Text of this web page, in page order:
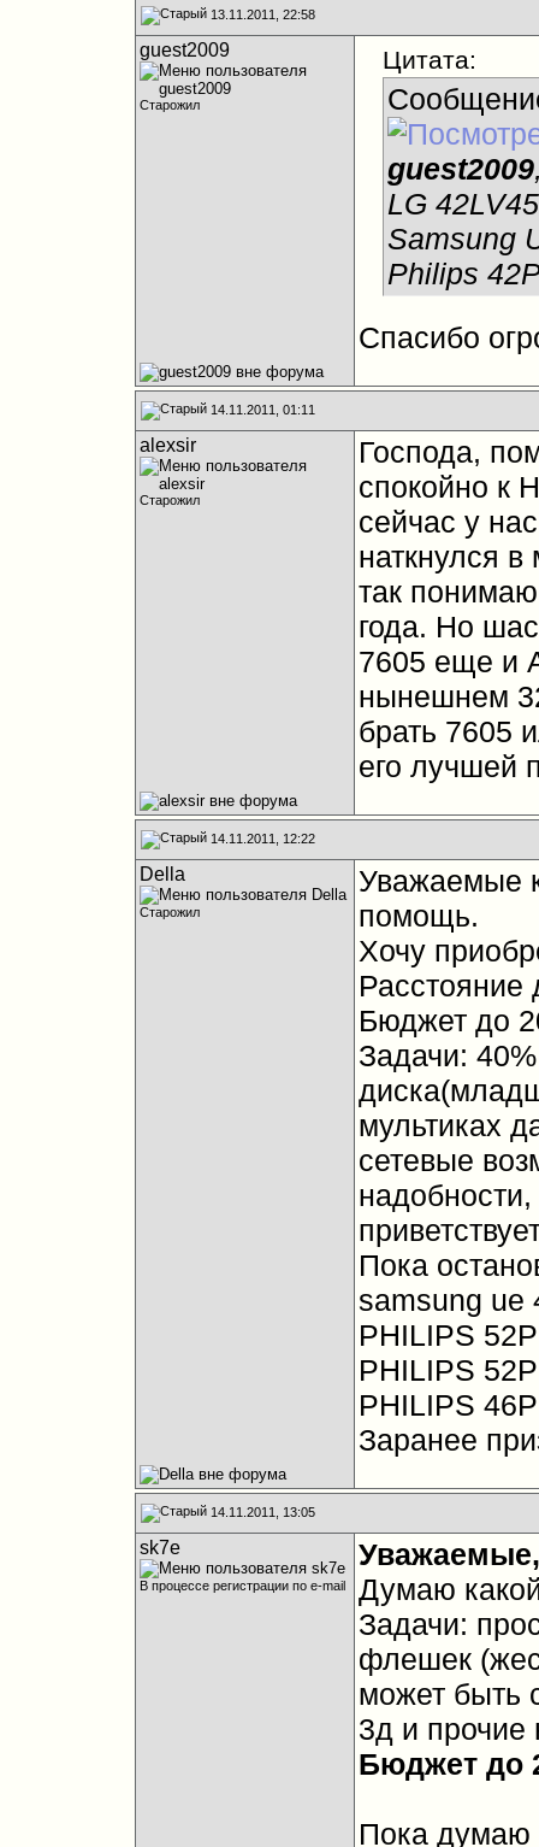
13.11.2011, 22:58
guest2009
Старожил
Цитата:
guest2009
LG
Samsung
Philips
Спасибо
14.11.2011, 01:11
alexsir
Старожил
Господа,
спокойно к
сейчас у
наткнулся
так
года. Но
7605 еще и
нынешнем
брать 7605
его лучшей
14.11.2011, 12:22
Della
Старожил
Уважаемые
помощь.
Хочу
Расстояние
Бюджет до
Задачи:
мультиках
сетевые
надобности,
Пока
samsung ue
PHILIPS
PHILIPS
PHILIPS
Заранее
14.11.2011, 13:05
sk7e
В процессе регистрации по e-mail
Думаю
Задачи:
флешек
может быть
3д и
Бюджет до
Пока думаю